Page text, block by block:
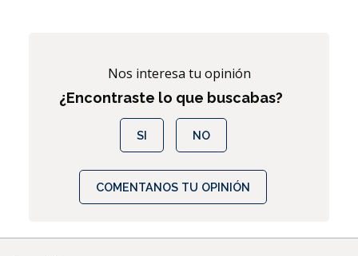
Nos interesa tu opinión
¿Encontraste lo que buscabas?
SI NO
COMENTANOS TU OPINIÓN